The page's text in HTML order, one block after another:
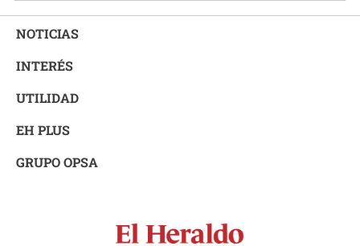
NOTICIAS
INTERÉS
UTILIDAD
EH PLUS
GRUPO OPSA